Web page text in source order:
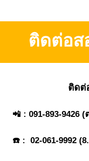
ติดต่อส
ติดต่
📲 : 091-893-9426 (
☎️ : 02-061-9992